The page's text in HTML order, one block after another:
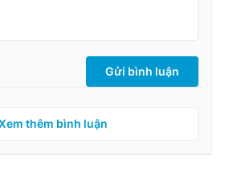
Gửi bình luận
thêm bình luận